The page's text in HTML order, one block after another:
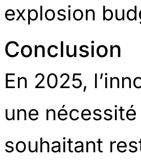
explosion
Conclusion
En 2025,
une
souhaitant